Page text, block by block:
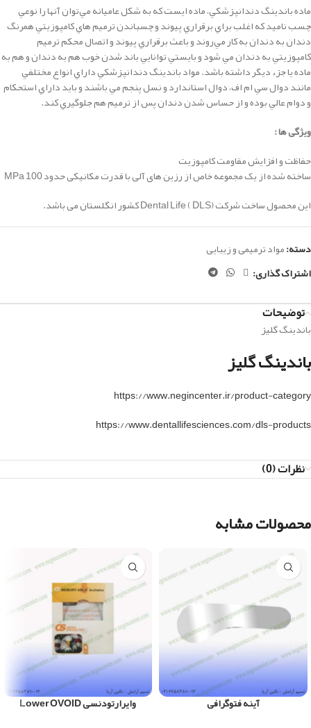
ماده باندينگ دندانپزشكي، ماده ايست كه به شكل عاميانه مي‌توان آنها را نوعي
چسب ناميد كه اغلب براي برقراري پيوند و چسباندن ترميم هاي كامپوزيتي همرنگ
دندان به دندان به كار مي‌روند و باعث برقراري پيوند و اتصال محكم ترميم
كامپوزيتي به دندان مي شود و بايستي توانايي باند شدن خوب هم به دندان و هم به
ماده يا جزء ديگر داشته باشد. مواد باندينگ دندانپزشكي داراي انواع مختلفي
مانند دوال سي ام اف، دوال استاندارد و نسل پنجم مي باشند و بايد داراي استحكام
و دوام عالي بوده و از حساس شدن دندان پس از ترميم هم جلوگيري كند.
ویژگی ها :
حفاظت و افزایش مقاومت کامپوزیت
ساخته شده از یک مجموعه خاص از رزین های آلی با قدرت مکانیکی حدود 100 MPa
این محصول ساخت شرکت Dental Life ( DLS) کشور انگلستان می باشد.
دسته:مواد ترمیمی و زیبایی
اشتراک گذاری:
توضیحات
باندینگ گلیز
باندینگ گلیز
https://www.negincenter.ir/product-category
https://www.dentallifesciences.com/dls-products
نظرات (0)
محصولات مشابه
آینه فتوگرافی
وایرارتودنسی Lower OVOID